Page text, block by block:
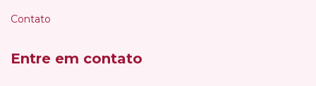
Contato
Entre em contato